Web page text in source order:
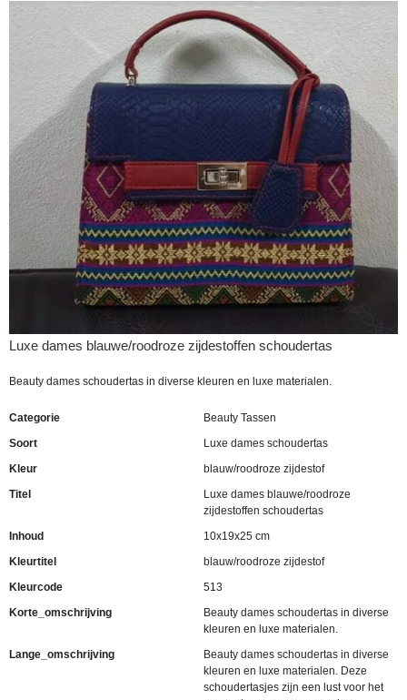
Luxe dames blauwe/roodroze zijdestoffen schoudertas
Beauty dames schoudertas in diverse kleuren en luxe materialen.
Categorie
Beauty Tassen
Soort
Luxe dames schoudertas
Kleur
blauw/roodroze zijdestof
Titel
Luxe dames blauwe/roodroze
zijdestoffen schoudertas
Inhoud
10x19x25 cm
Kleurtitel
blauw/roodroze zijdestof
Kleurcode
513
Korte_omschrijving
Beauty dames schoudertas in diverse
kleuren en luxe materialen.
Lange_omschrijving
Beauty dames schoudertas in diverse
kleuren en luxe materialen. Deze
schoudertasjes zijn een lust voor het